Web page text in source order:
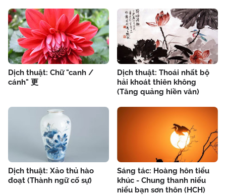
Dịch thuật: Chữ "canh /
cánh" 更
Dịch thuật: Thoái nhất bộ
hải khoát thiên không
(Tăng quảng hiền văn)
Dịch thuật: Xảo thủ hào
đoạt (Thành ngữ cố sự)
Sáng tác: Hoàng hôn tiểu
khúc - Chung thanh niểu
niểu bạn sơn thôn (HCH)